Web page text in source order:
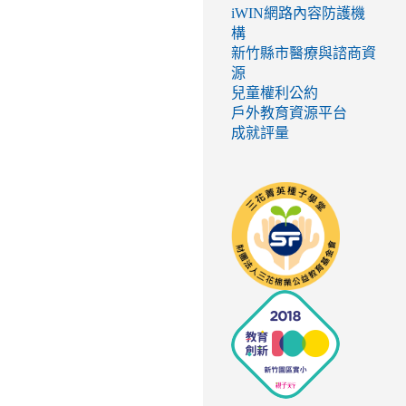
iWIN網路內容防護機
構
新竹縣市醫療與諮商資
源
兒童權利公約
戶外教育資源平台
成就評量
http://